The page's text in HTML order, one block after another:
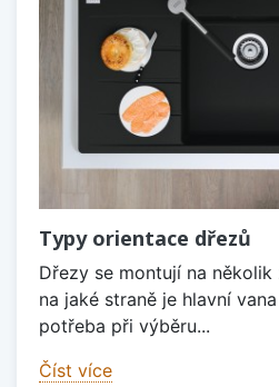
Typy orientace dřezů
Dřezy se montují na
na jaké straně je hlavní
potřeba při výběru...
Číst více